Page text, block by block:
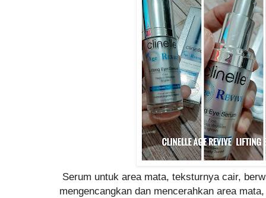
Serum untuk area mata, teksturnya cair,
mengencangkan dan mencerahkan area